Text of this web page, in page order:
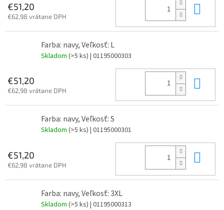
€51,20
€62,98 vrátane DPH
Farba: navy, Veľkosť: L
Skladom (>5 ks) | 01195000303
€51,20
€62,98 vrátane DPH
Farba: navy, Veľkosť: S
Skladom (>5 ks) | 01195000301
€51,20
€62,98 vrátane DPH
Farba: navy, Veľkosť: 3XL
Skladom (>5 ks) | 01195000313